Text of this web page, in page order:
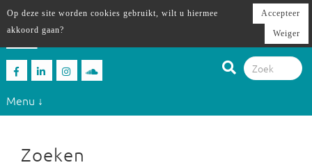
Menu ↓
Zoeken
Op deze site worden cookies gebruikt, wilt u hiermee
akkoord gaan?
Accepteer
Weiger